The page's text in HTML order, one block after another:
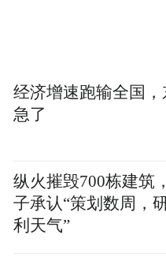
经济增速跑输全国
急了
纵火摧毁700栋建筑
子承认“策划数周，
利天气”